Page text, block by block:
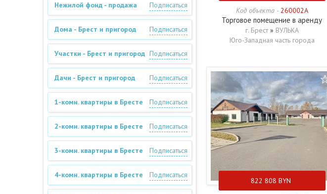
Нежилой фонд - продажа Подписаться
Дома - Брест и пригород Подписаться
Участки - Брест и пригород Подписаться
Дачи - Брест и пригород Подписаться
1-комн. квартиры в Бресте Подписаться
2-комн. квартиры в Бресте Подписаться
3-комн. квартиры в Бресте Подписаться
4-комн. квартиры в Бресте Подписаться
Код объекта - 260002A
Торговое помещение в аренду
г. Брест » ВУЛЬКА
Юго-Западная часть города
822 808 BYN